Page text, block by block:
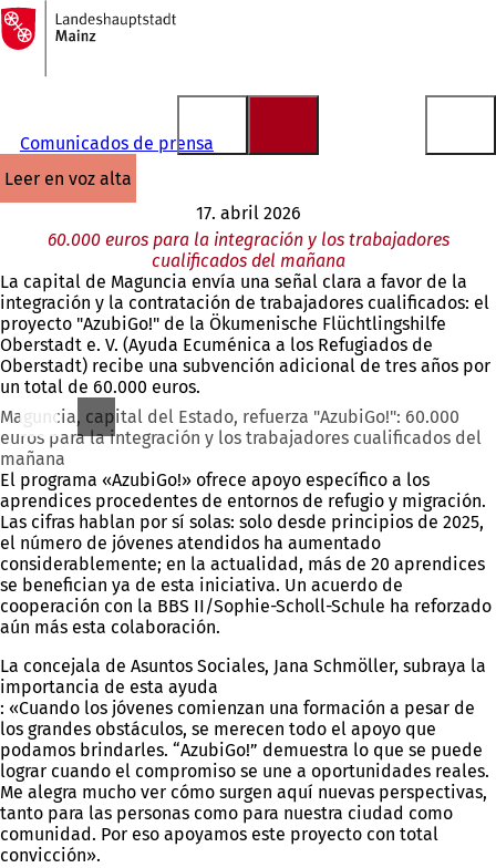
Saltar al contenido
A
la
página
Comunicados de prensa
leer en voz alta
17. abril 2026
60.000 euros para la integración y los trabajadores
cualificados del mañana
La capital de Maguncia envía una señal clara a favor de la
integración y la contratación de trabajadores cualificados: el
proyecto "AzubiGo!" de la Ökumenische Flüchtlingshilfe
Oberstadt e. V. (Ayuda Ecuménica a los Refugiados de
Oberstadt) recibe una subvención adicional de tres años por
un total de 60.000 euros.
Maguncia, capital del Estado, refuerza "AzubiGo!": 60.000
euros para la integración y los trabajadores cualificados del
mañana
El programa «AzubiGo!» ofrece apoyo específico a los
aprendices procedentes de entornos de refugio y migración.
Las cifras hablan por sí solas: solo desde principios de 2025,
el número de jóvenes atendidos ha aumentado
considerablemente; en la actualidad, más de 20 aprendices
se benefician ya de esta iniciativa. Un acuerdo de
cooperación con la BBS II/Sophie-Scholl-Schule ha reforzado
aún más esta colaboración.
La concejala de Asuntos Sociales, Jana Schmöller, subraya la
importancia de esta ayuda
: «Cuando los jóvenes comienzan una formación a pesar de
los grandes obstáculos, se merecen todo el apoyo que
podamos brindarles. “AzubiGo!” demuestra lo que se puede
lograr cuando el compromiso se une a oportunidades reales.
Me alegra mucho ver cómo surgen aquí nuevas perspectivas,
tanto para las personas como para nuestra ciudad como
comunidad. Por eso apoyamos este proyecto con total
convicción».